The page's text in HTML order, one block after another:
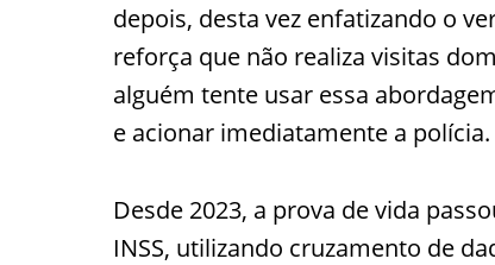
depois, desta vez enfatizando o
reforça que não realiza visitas
alguém tente usar essa
e acionar imediatamente a polícia.
Desde 2023, a prova de vida
INSS, utilizando cruzamento de